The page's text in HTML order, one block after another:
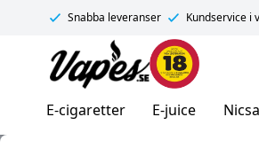
Snabba leveranser Kundservice i
Vapes.se
E-cigaretter E-juice